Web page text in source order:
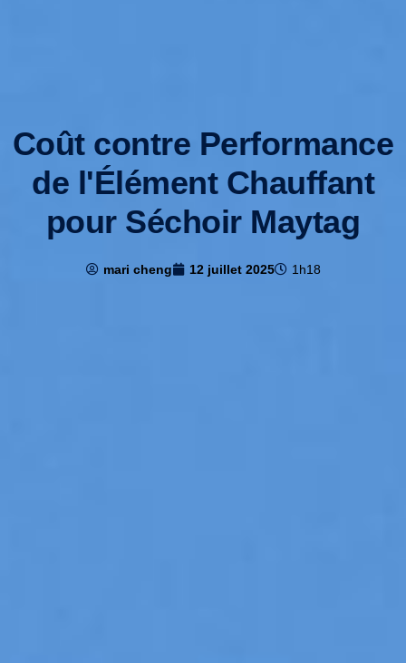
Coût contre Performance
de l'Élément Chauffant
pour Séchoir Maytag
mari cheng 12 juillet 2025 1h18